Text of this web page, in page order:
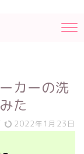
カーの洗
た
2022年1月23日